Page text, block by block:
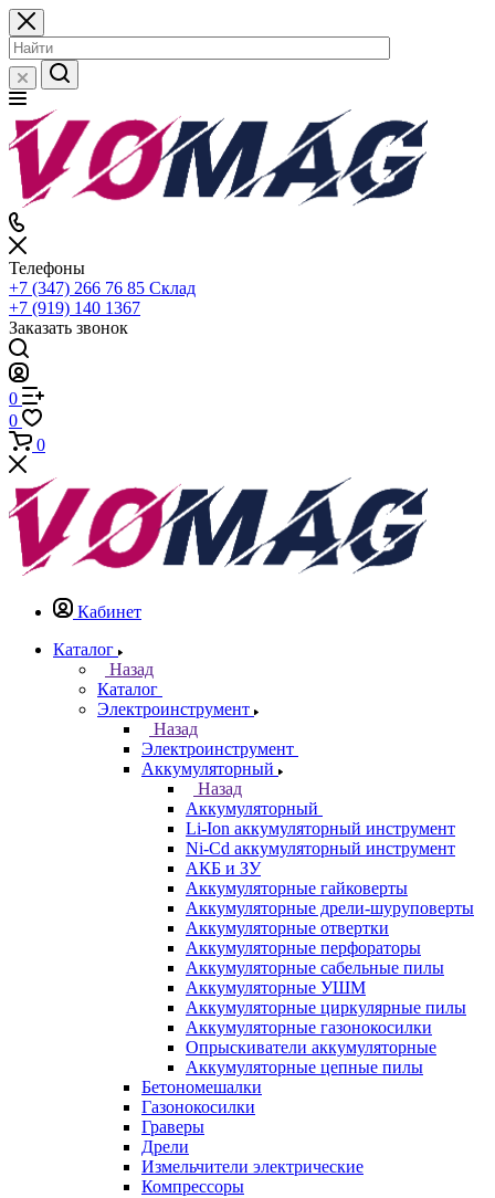
Телефоны
+7 (347) 266 76 85 Склад
+7 (919) 140 1367
Заказать звонок
0
0
0
Кабинет
Каталог
Назад
Каталог
Электроинструмент
Назад
Электроинструмент
Аккумуляторный
Назад
Аккумуляторный
Li-Ion аккумуляторный инструмент
Ni-Cd аккумуляторный инструмент
АКБ и ЗУ
Аккумуляторные гайковерты
Аккумуляторные дрели-шуруповерты
Аккумуляторные отвертки
Аккумуляторные перфораторы
Аккумуляторные сабельные пилы
Аккумуляторные УШМ
Аккумуляторные циркулярные пилы
Аккумуляторные газонокосилки
Опрыскиватели аккумуляторные
Аккумуляторные цепные пилы
Бетономешалки
Газонокосилки
Граверы
Дрели
Измельчители электрические
Компрессоры